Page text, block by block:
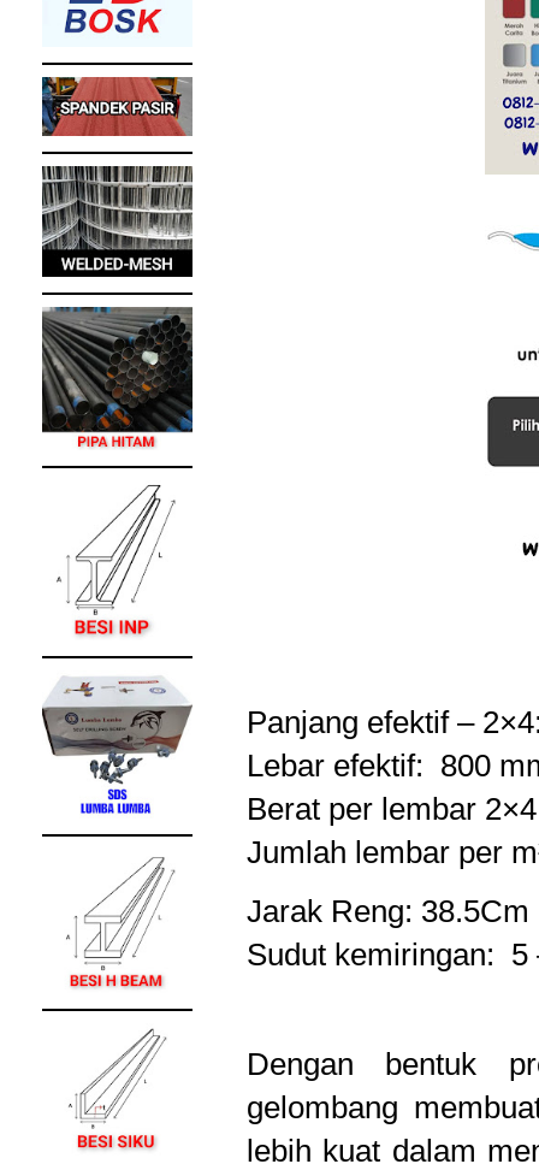
Panjang efektif –
Lebar efektif: 800
Berat per lembar
Jumlah lembar per
Jarak Reng: 38.5Cm
Sudut kemiringan: 5
Dengan bentuk
gelombang
lebih kuat dalam